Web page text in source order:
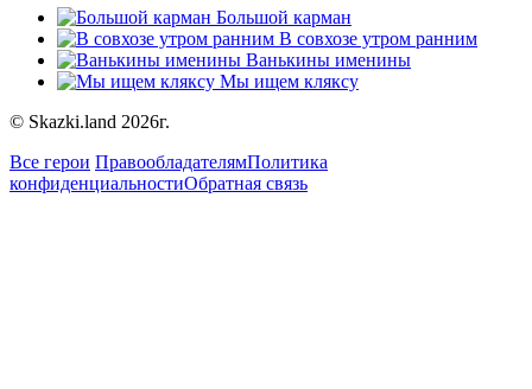
Большой карман
В совхозе утром ранним
Ванькины именины
Мы ищем кляксу
© Skazki.land 2026г.
Все герои ПравообладателямПолитика
конфиденциальностиОбратная связь